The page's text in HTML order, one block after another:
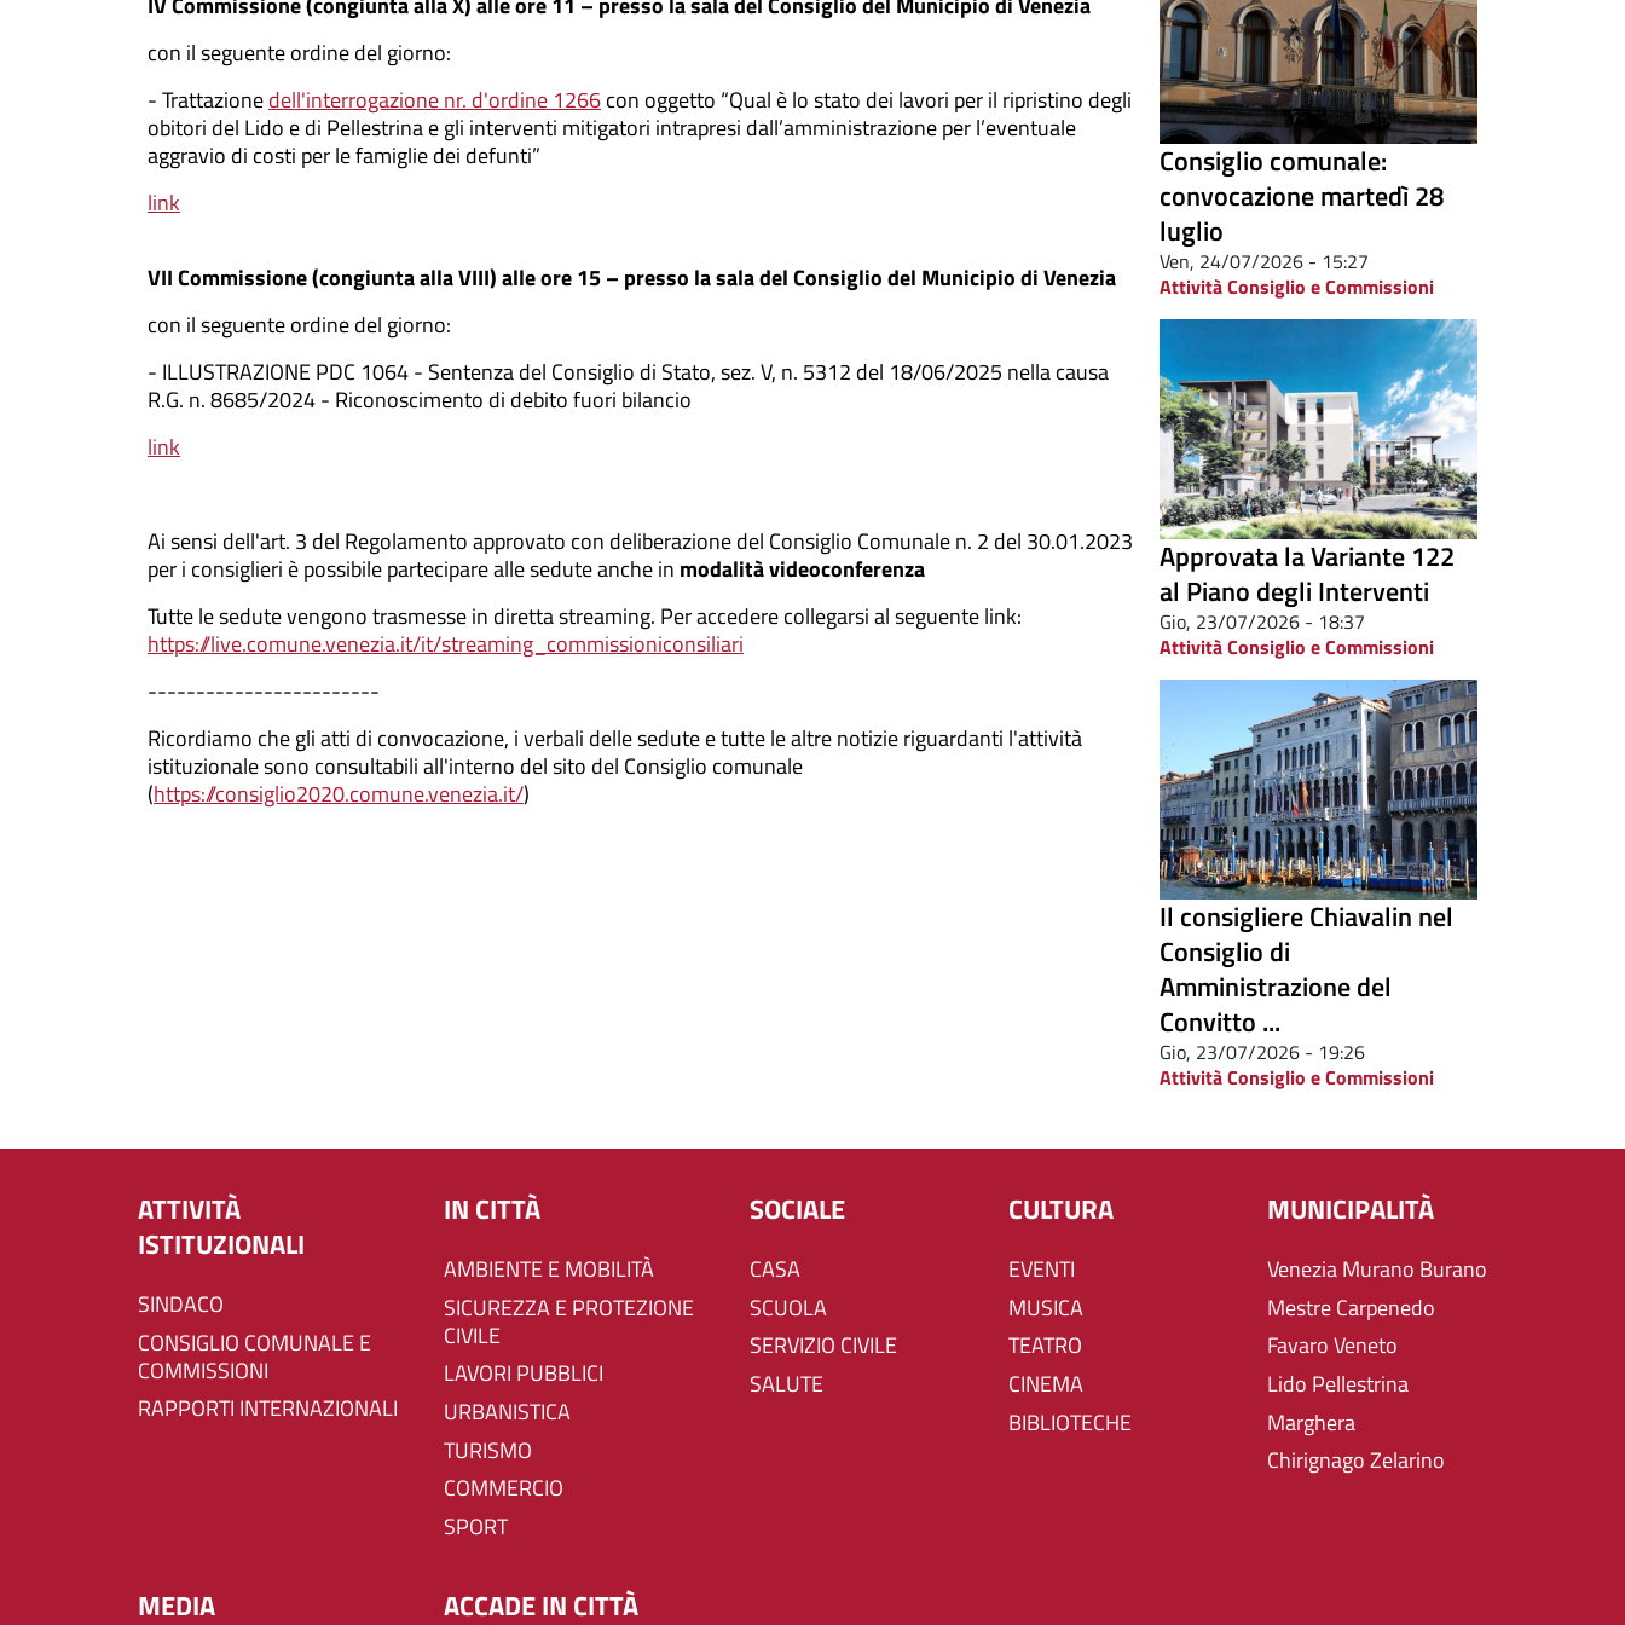
con il seguente ordine del giorno:
- Trattazionedell'interrogazione nr. d'ordine 1266con oggetto “Qual è lo stato dei lavori per il ripristino degli
obitori del Lido e di Pellestrina e gli interventi mitigatori intrapresi dall’amministrazione per l’eventuale
aggravio di costi per le famiglie dei defunti”
link
VII Commissione (congiunta alla VIII) alle ore 15 – presso la sala del Consiglio del Municipio di Venezia
con il seguente ordine del giorno:
- ILLUSTRAZIONE PDC 1064 - Sentenza del Consiglio di Stato, sez. V, n. 5312 del 18/06/2025 nella causa
R.G. n. 8685/2024 - Riconoscimento di debito fuori bilancio
link
Ai sensi dell'art. 3 del Regolamento approvato con deliberazione del Consiglio Comunale n. 2 del 30.01.2023
per i consiglieri è possibile partecipare alle sedute anche in modalità videoconferenza
Tutte le sedute vengono trasmesse in diretta streaming. Per accedere collegarsi al seguente link:
https://live.comune.venezia.it/it/streaming_commissioniconsiliari
------------------------
Ricordiamo che gli atti di convocazione, i verbali delle sedute e tutte le altre notizie riguardanti l'attività
istituzionale sono consultabili all'interno del sito del Consiglio comunale
(https://consiglio2020.comune.venezia.it/)
Consiglio comunale:
convocazione martedì 28
luglio
Ven, 24/07/2026 - 15:27
Attività Consiglio e Commissioni
Approvata la Variante 122
al Piano degli Interventi
Gio, 23/07/2026 - 18:37
Attività Consiglio e Commissioni
Il consigliere Chiavalin nel
Consiglio di
Amministrazione del
Convitto ...
Gio, 23/07/2026 - 19:26
Attività Consiglio e Commissioni
ATTIVITÀ
ISTITUZIONALI
SINDACO
CONSIGLIO COMUNALE E
COMMISSIONI
RAPPORTI INTERNAZIONALI
IN CITTÀ
AMBIENTE E MOBILITÀ
SICUREZZA E PROTEZIONE
CIVILE
LAVORI PUBBLICI
URBANISTICA
TURISMO
COMMERCIO
SPORT
SOCIALE
CASA
SCUOLA
SERVIZIO CIVILE
SALUTE
CULTURA
EVENTI
MUSICA
TEATRO
CINEMA
BIBLIOTECHE
MUNICIPALITÀ
Venezia Murano Burano
Mestre Carpenedo
Favaro Veneto
Lido Pellestrina
Marghera
Chirignago Zelarino
MEDIA ACCADE IN CITTÀ